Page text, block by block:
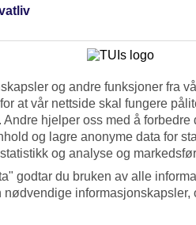
og andre funksjoner fra
at vår nettside skal fungere
Andre hjelper oss med å
og lagre anonyme data for
og analyse og
godtar du bruken av alle
informasjonskapsler,